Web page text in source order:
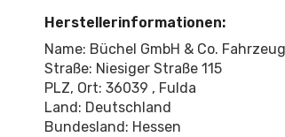
Herstellerinformationen:
Name: Büchel GmbH & Co.
Straße: Niesiger Straße 115
PLZ, Ort: 36039 , Fulda
Land: Deutschland
Bundesland: Hessen